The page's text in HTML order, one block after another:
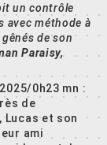
un controle
avec methode a
nes de son
Paraisy,
0h23 mn :
de
Lucas et son
ami